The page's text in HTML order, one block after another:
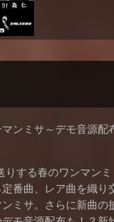
マンミサ ～デモ音源配
りする春のワンマンミ
番曲、レア曲を織り
ミサ。さらに新曲の